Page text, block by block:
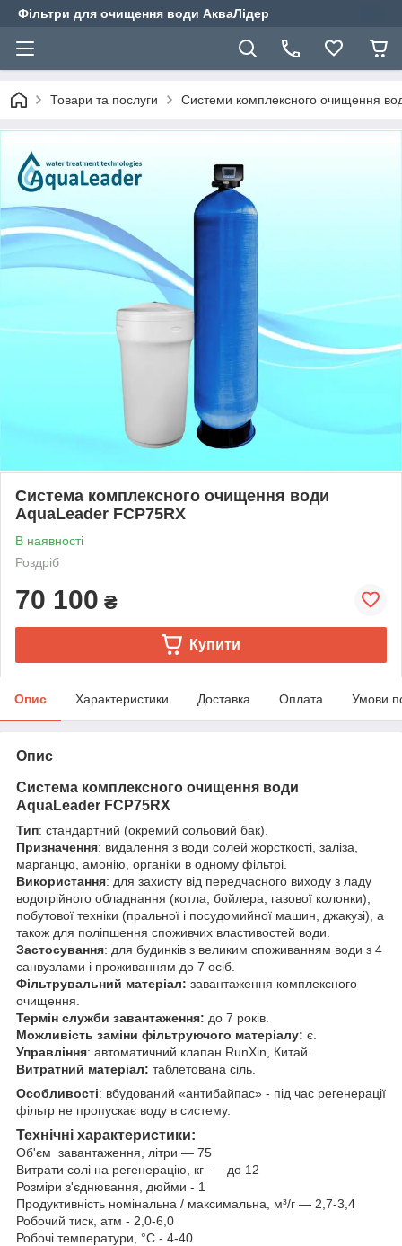
Фільтри для очищення води АкваЛідер
Товари та послуги Системи комплексного очищення
Система комплексного очищення води
AquaLeader FCP75RX
В наявності
Роздріб
70 100 ₴
Купити
Опис Характеристики Доставка Оплата Умови
Опис
Система комплексного очищення води
AquaLeader FCP75RX
Тип: стандартний (окремий сольовий бак).
Призначення: видалення з води солей жорсткості, заліза,
марганцю, амонію, органіки в одному фільтрі.
Використання: для захисту від передчасного виходу з ладу
водогрійного обладнання (котла, бойлера, газової колонки),
побутової техніки (пральної і посудомийної машин, джакузі), а
також для поліпшення споживчих властивостей води.
Застосування: для будинків з великим споживанням води з 4
санвузлами і проживанням до 7 осіб.
Фільтрувальний матеріал: завантаження комплексного
очищення.
Термін служби завантаження: до 7 років.
Можливість заміни фільтруючого матеріалу: є.
Управління: автоматичний клапан RunXin, Китай.
Витратний матеріал: таблетована сіль.
Особливості: вбудований «антибайпас» - під час регенерації
фільтр не пропускає воду в систему.
Технічні характеристики:
Об'єм завантаження, літри — 75
Витрати солі на регенерацію, кг — до 12
Розміри з'єднювання, дюйми - 1
Продуктивність номінальна / максимальна, м³/г — 2,7-3,4
Робочий тиск, атм - 2,0-6,0
Робочі температури, °C - 4-40